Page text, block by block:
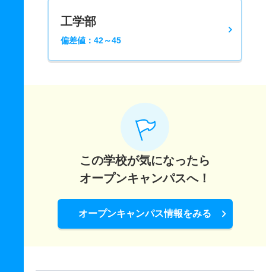
工学部
偏差値：42～45
この学校が気になったら
オープンキャンパスへ！
オープンキャンパス情報をみる